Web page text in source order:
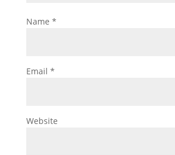
Name *
Email *
Website